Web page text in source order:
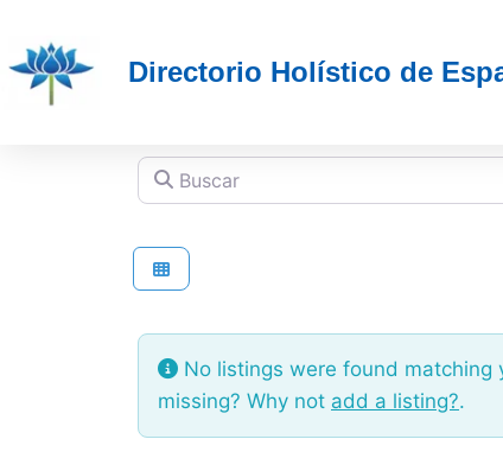
Directorio Holístico de
Buscar
No listings were found matching
missing? Why not add a listing?.